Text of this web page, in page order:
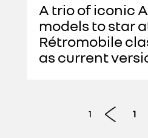
A trio of iconic
models to star
Rétromobile
as current
1 1